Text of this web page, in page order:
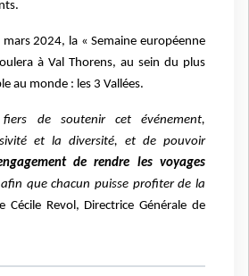
2024, la « Semaine européenne
à Val Thorens, au sein du plus
au monde : les 3 Vallées.
de
soutenir cet événement,
et la diversité, et de pouvoir
de rendre les voyages
que chacun puisse profiter de la
Cécile Revol, Directrice Générale de